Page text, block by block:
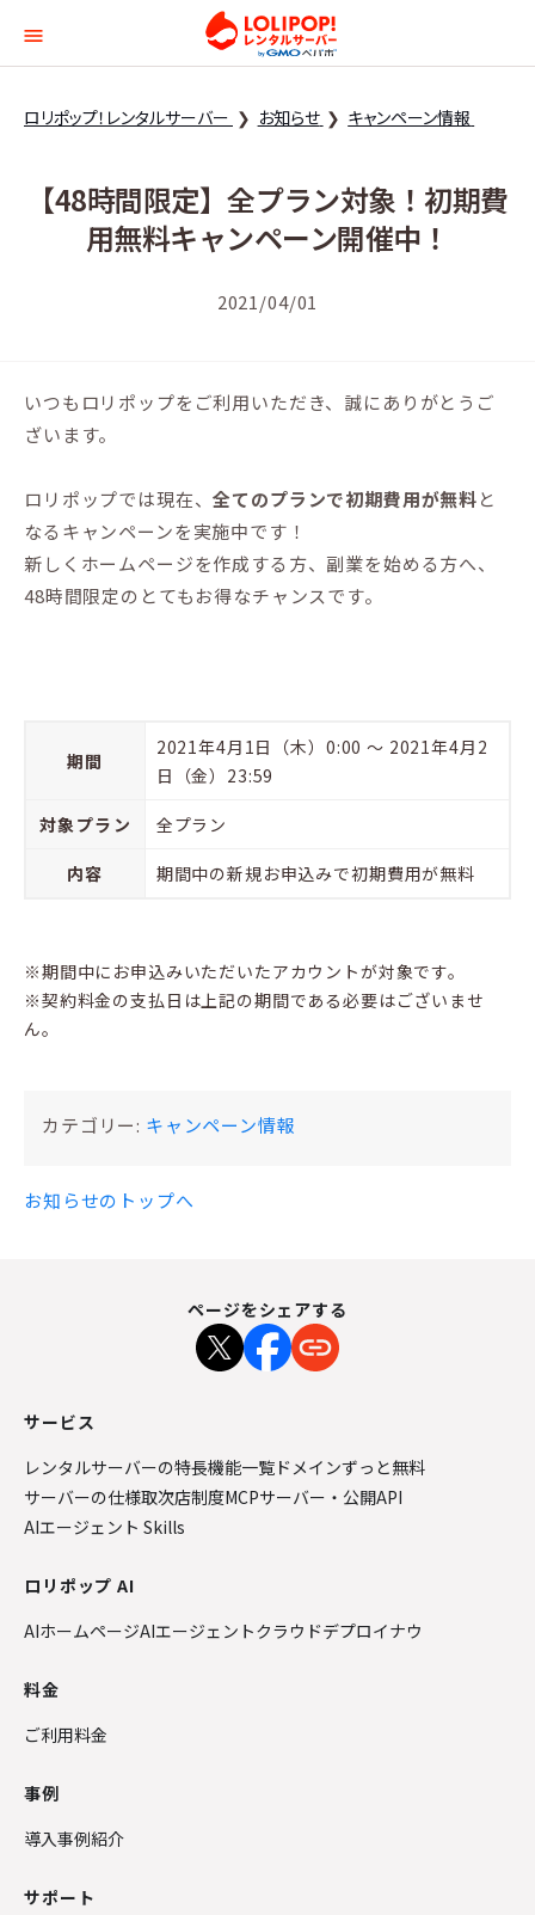
ロリポップ！レンタル
ロリポップ！レンタルサーバー お知らせ キャンペーン情報
【48時間限定】全プラン対象！初期費
用無料キャンペーン開催中！
2021/04/01
いつもロリポップをご利用いただき、誠にありがとうご
ざいます。
ロリポップでは現在、全てのプランで初期費用が無料と
なるキャンペーンを実施中です！
新しくホームページを作成する方、副業を始める方へ、
48時間限定のとてもお得なチャンスです。
期間
2021年4月1日（木）0:00 ～ 2021年4月2
日（金）23:59
対象プラン 全プラン
内容 期間中の新規お申込みで初期費用が無料
※期間中にお申込みいただいたアカウントが対象です。
※契約料金の支払日は上記の期間である必要はございませ
ん。
カテゴリー: キャンペーン情報
お知らせのトップへ
ページをシェアする
サービス
レンタルサーバーの特長機能一覧 ドメインずっと無料
サーバーの仕様取次店制度MCPサーバー・公開API
AIエージェント Skills
ロリポップ AI
AIホームページAIエージェントクラウドデプロイナウ
料金
ご利用料金
事例
導入事例紹介
サポート